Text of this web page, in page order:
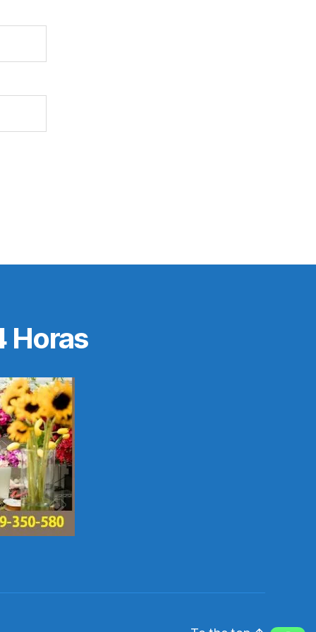
Horas